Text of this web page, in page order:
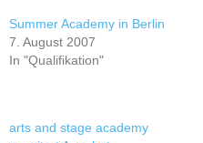
Summer Academy in Berlin
7. August 2007
In "Qualifikation"
arts and stage academy